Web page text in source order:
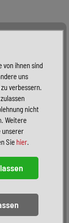
von ihnen sind
uns
verbessern.
nicht
Weitere
unserer
Sie hier.